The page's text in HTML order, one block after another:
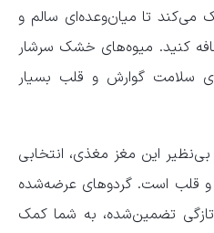
می‌کند تا میان‌وعده‌ای سالم و
کنید. میوه‌های خشک سرشار
سلامت گوارش و قلب بسیار
این مغز مغذی، انتخابی
و قلب است. گردوهای عرضه‌شده
تازگی تضمین‌شده، به شما کمک